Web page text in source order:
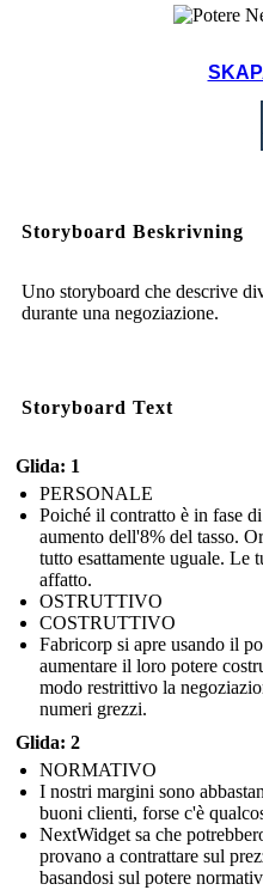
Storyboard Beskrivning
Uno storyboard che descrive
durante una negoziazione.
Storyboard Text
Glida: 1
PERSONALE
Poiché il contratto è in fase
aumento dell'8% del tasso.
tutto esattamente uguale. Le
affatto.
OSTRUTTIVO
COSTRUTTIVO
Fabricorp si apre usando il
aumentare il loro potere
modo restrittivo la
numeri grezzi.
Glida: 2
NORMATIVO
I nostri margini sono
buoni clienti, forse c'è
NextWidget sa che
provano a contrattare sul
basandosi sul potere